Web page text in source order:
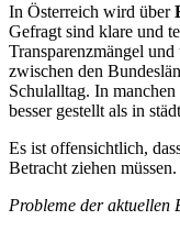
In Österreich wird über
Gefragt sind klare und
Transparenzmängel
zwischen den
Schulalltag. In
besser gestellt als in
Es ist offensichtlich,
Betracht ziehen müssen.
Probleme der aktuellen